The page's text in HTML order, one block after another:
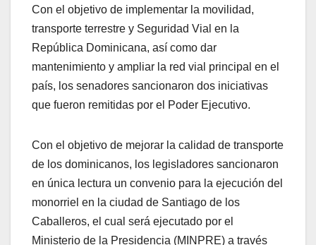
Con el objetivo de implementar la movilidad,
transporte terrestre y Seguridad Vial en la
República Dominicana, así como dar
mantenimiento y ampliar la red vial principal en el
país, los senadores sancionaron dos iniciativas
que fueron remitidas por el Poder Ejecutivo.
Con el objetivo de mejorar la calidad de transporte
de los dominicanos, los legisladores sancionaron
en única lectura un convenio para la ejecución del
monorriel en la ciudad de Santiago de los
Caballeros, el cual será ejecutado por el
Ministerio de la Presidencia (MINPRE) a través